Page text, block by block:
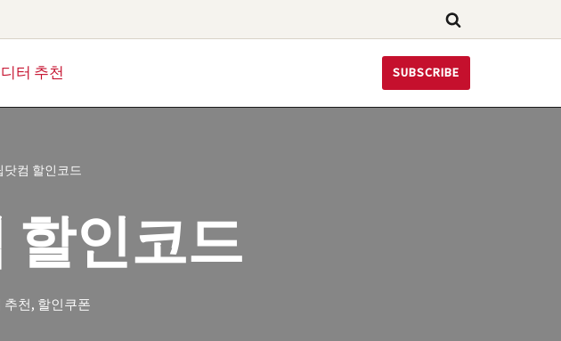
터 추천 SUBSCRIBE
닷컴 할인코드
할인코드
추천, 할인쿠폰